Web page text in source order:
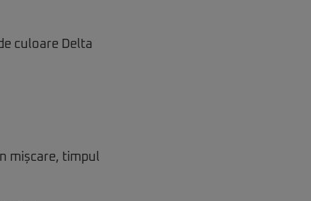
culoare Delta
mișcare, timpul